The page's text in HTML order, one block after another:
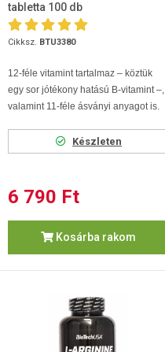
tabletta 100 db
Cikksz. BTU3380
12-féle vitamint tartalmaz – köztük
egy sor jótékony hatású B-vitamint –,
valamint 11-féle ásványi anyagot is.
Készleten
6 790 Ft
Kosárba rakom